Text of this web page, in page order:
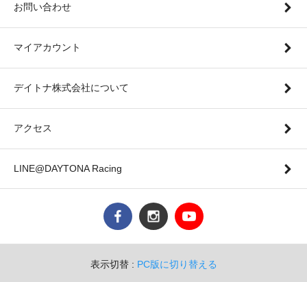
お問い合わせ
マイアカウント
デイトナ株式会社について
アクセス
LINE@DAYTONA Racing
表示切替 : PC版に切り替える